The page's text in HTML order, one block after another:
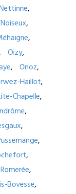
Noiseux
Oizy
Onoz
Haillot
Chapelle
Romerée
Bovesse